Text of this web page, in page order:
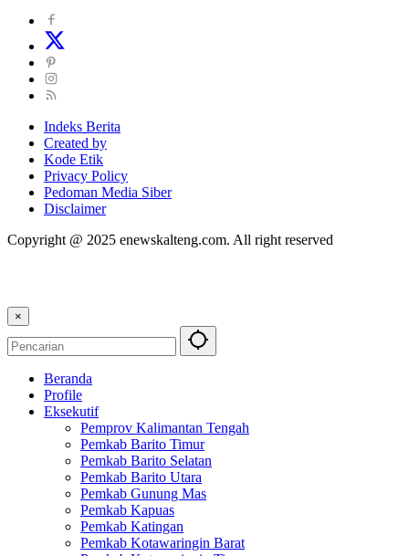
Indeks Berita
Created by
Kode Etik
Privacy Policy
Pedoman Media Siber
Disclaimer
Copyright @ 2025 enewskalteng.com. All right reserved
×
Beranda
Profile
Eksekutif
Pemprov Kalimantan Tengah
Pemkab Barito Timur
Pemkab Barito Selatan
Pemkab Barito Utara
Pemkab Gunung Mas
Pemkab Kapuas
Pemkab Katingan
Pemkab Kotawaringin Barat